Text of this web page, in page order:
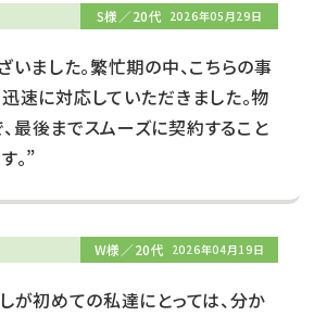
S様／20代 2026年05月29日
ました。繁忙期の中、こちらの事
速に対応していただきました。物
最後までスムーズに契約すること
。”
W様／20代 2026年04月19日
が初めての私達にとっては、分か